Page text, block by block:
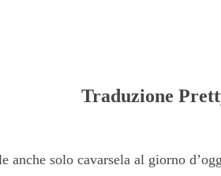
Traduzione
anche solo cavarsela al giorno